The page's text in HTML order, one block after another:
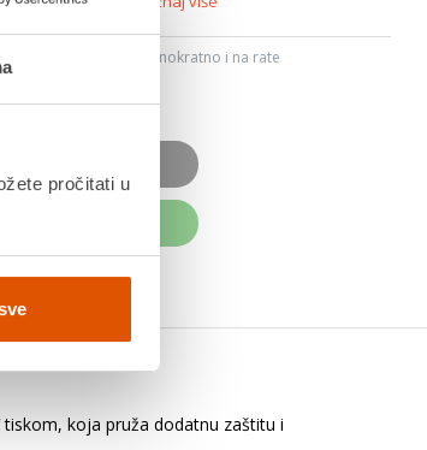
pročitati u
karticama jednokratno i na rate
koja pruža dodatnu zaštitu i